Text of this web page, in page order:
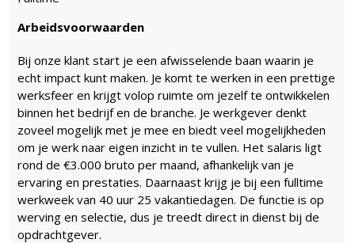
Arbeidsvoorwaarden
Bij onze klant start je een afwisselende baan waarin je
echt impact kunt maken. Je komt te werken in een prettige
werksfeer en krijgt volop ruimte om jezelf te ontwikkelen
binnen het bedrijf en de branche. Je werkgever denkt
zoveel mogelijk met je mee en biedt veel mogelijkheden
om je werk naar eigen inzicht in te vullen. Het salaris ligt
rond de €3.000 bruto per maand, afhankelijk van je
ervaring en prestaties. Daarnaast krijg je bij een fulltime
werkweek van 40 uur 25 vakantiedagen. De functie is op
werving en selectie, dus je treedt direct in dienst bij de
opdrachtgever.